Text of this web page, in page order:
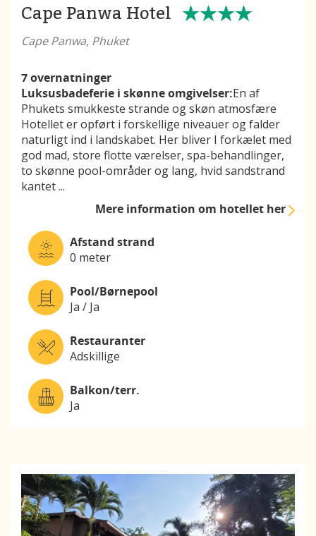
Cape Panwa Hotel
Cape Panwa, Phuket
7 overnatninger
Luksusbadeferie i skønne omgivelser:​En af
Phukets smukkeste strande og skøn atmosfære
Hotellet er opført i forskellige niveauer og falder
naturligt ind i landskabet. Her bliver I forkælet med
god mad, store flotte værelser, spa-behandlinger,
to skønne pool-områder og lang, hvid sandstrand
kantet...
Mere informationom hotellet her
Afstand strand
0 meter
Pool/Børnepool
Ja / Ja
Restauranter
Adskillige
Balkon/terr.
Ja